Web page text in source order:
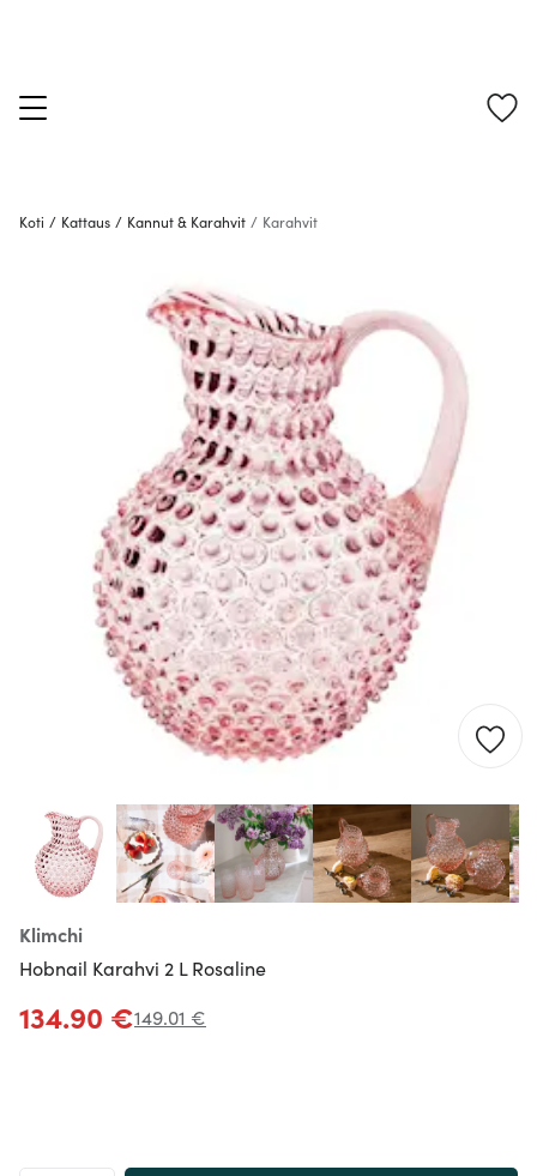
Koti / Kattaus / Kannut & Karahvit / Karahvit
Klimchi
Hobnail Karahvi 2 L Rosaline
134.90 €149.01 €